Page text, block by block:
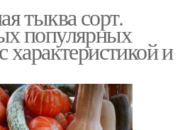
тыква сорт.
популярных
характеристикой и